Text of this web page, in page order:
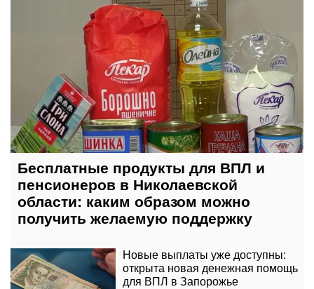
Бесплатные продукты для ВПЛ и
пенсионеров в Николаевской
области: каким образом можно
получить желаемую поддержку
Новые выплаты уже доступны:
открыта новая денежная помощь
для ВПЛ в Запорожье